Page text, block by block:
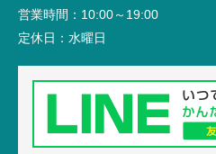
営業時間： 10:00～19:00
定休日： 水曜日